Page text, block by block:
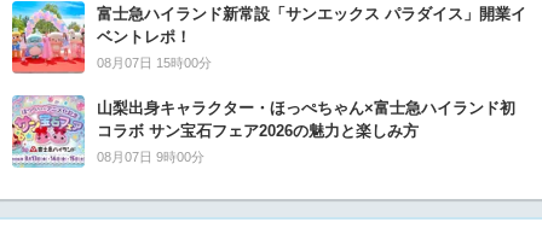
富士急ハイランド新常設「サンエックス パラダイス」開業イ
ベントレポ！
08月07日 15時00分
山梨出身キャラクター・ほっぺちゃん×富士急ハイランド初
コラボ サン宝石フェア2026の魅力と楽しみ方
08月07日 9時00分